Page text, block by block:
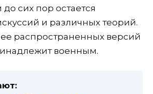
сих пор остается
и различных теорий.
распространенных версий
военным.